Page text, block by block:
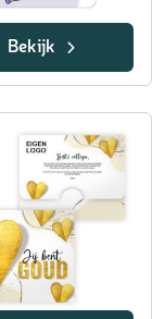
Bekijk